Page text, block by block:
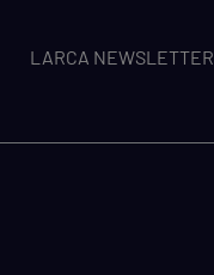
LARCA NEWSLETTER